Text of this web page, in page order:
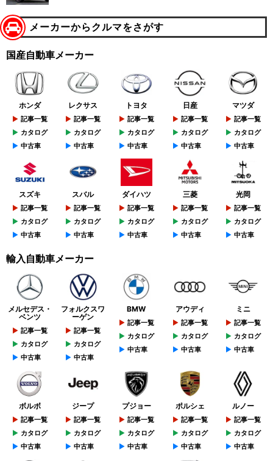
メーカーからクルマをさがす
国産自動車メーカー
ホンダ
記事一覧
カタログ
中古車
レクサス
記事一覧
カタログ
中古車
トヨタ
記事一覧
カタログ
中古車
日産
記事一覧
カタログ
中古車
マツダ
記事一覧
カタログ
中古車
スズキ
記事一覧
カタログ
中古車
スバル
記事一覧
カタログ
中古車
ダイハツ
記事一覧
カタログ
中古車
三菱
記事一覧
カタログ
中古車
光岡
記事一覧
カタログ
中古車
輸入自動車メーカー
メルセデス・
ベンツ
記事一覧
カタログ
中古車
フォルクスワ
ーゲン
記事一覧
カタログ
中古車
BMW
記事一覧
カタログ
中古車
アウディ
記事一覧
カタログ
中古車
ミニ
記事一覧
カタログ
中古車
ボルボ
記事一覧
カタログ
中古車
ジープ
記事一覧
カタログ
中古車
プジョー
記事一覧
カタログ
中古車
ポルシェ
記事一覧
カタログ
中古車
ルノー
記事一覧
カタログ
中古車